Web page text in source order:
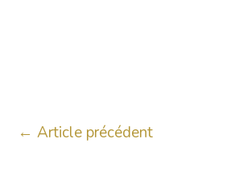
← Article précédent